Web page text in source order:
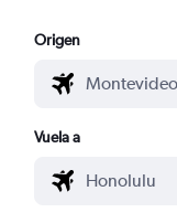
Origen
Vuela a